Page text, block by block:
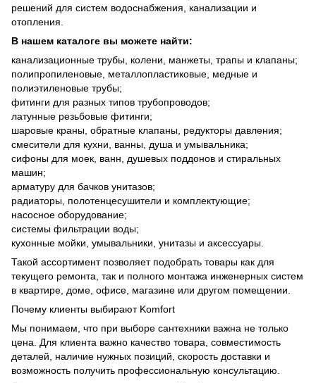
решений для систем водоснабжения, канализации и
отопления.
В нашем каталоге вы можете найти:
канализационные трубы, колени, манжеты, трапы и клапаны;
полипропиленовые, металлопластиковые, медные и
полиэтиленовые трубы;
фитинги для разных типов трубопроводов;
латунные резьбовые фитинги;
шаровые краны, обратные клапаны, редукторы давления;
смесители для кухни, ванны, душа и умывальника;
сифоны для моек, ванн, душевых поддонов и стиральных
машин;
арматуру для бачков унитазов;
радиаторы, полотенцесушители и комплектующие;
насосное оборудование;
системы фильтрации воды;
кухонные мойки, умывальники, унитазы и аксессуары.
Такой ассортимент позволяет подобрать товары как для
текущего ремонта, так и полного монтажа инженерных систем
в квартире, доме, офисе, магазине или другом помещении.
Почему клиенты выбирают Komfort
Мы понимаем, что при выборе сантехники важна не только
цена. Для клиента важно качество товара, совместимость
деталей, наличие нужных позиций, скорость доставки и
возможность получить профессиональную консультацию.